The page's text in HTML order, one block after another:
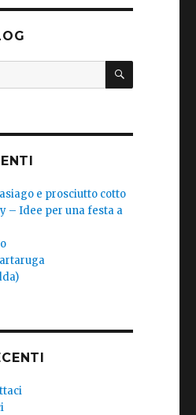
CERCA
e prosciutto cotto
– Idee per una festa a